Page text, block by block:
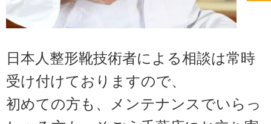
日本人整形靴技術者による相談は常時
受け付けておりますので、
初めての方も、メンテナンスでいらっ